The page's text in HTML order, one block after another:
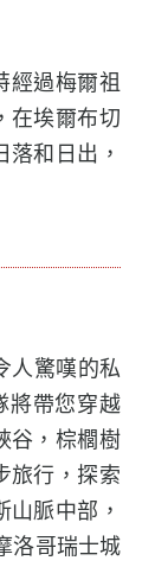
經過梅爾祖
在埃爾布切
和日出，
人驚嘆的私
將帶您穿越
谷，棕櫚樹
旅行，探索
山脈中部，
洛哥瑞士城